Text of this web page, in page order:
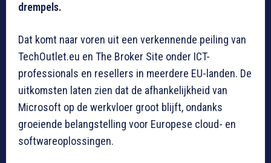
drempels.
Dat komt naar voren uit een verkennende peiling van
TechOutlet.eu en The Broker Site onder ICT-
professionals en resellers in meerdere EU-landen. De
uitkomsten laten zien dat de afhankelijkheid van
Microsoft op de werkvloer groot blijft, ondanks
groeiende belangstelling voor Europese cloud- en
softwareoplossingen.